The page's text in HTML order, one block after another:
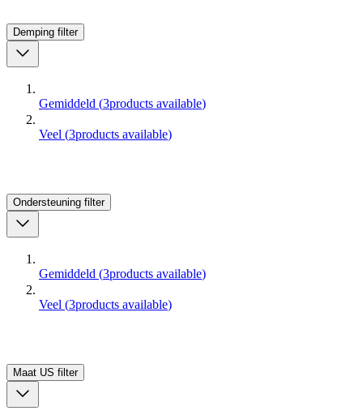
Demping filter
Gemiddeld (3products available)
Veel (3products available)
Ondersteuning filter
Gemiddeld (3products available)
Veel (3products available)
Maat US filter